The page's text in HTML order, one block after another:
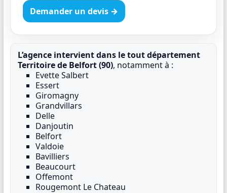
Demander un devis →
L’agence intervient dans le tout département
Territoire de Belfort (90), notamment à :
Evette Salbert
Essert
Giromagny
Grandvillars
Delle
Danjoutin
Belfort
Valdoie
Bavilliers
Beaucourt
Offemont
Rougemont Le Chateau